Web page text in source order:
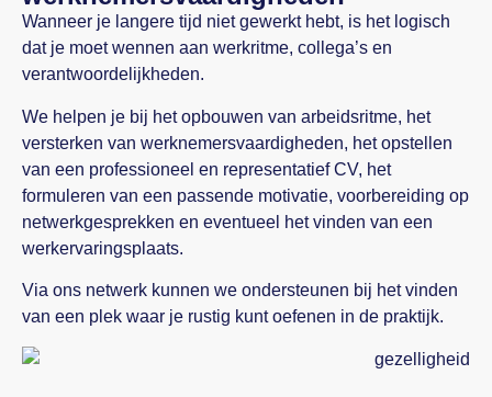
Wanneer je langere tijd niet gewerkt hebt, is het logisch
dat je moet wennen aan werkritme, collega’s en
verantwoordelijkheden.
We helpen je bij het opbouwen van arbeidsritme, het
versterken van werknemersvaardigheden, het opstellen
van een professioneel en representatief CV, het
formuleren van een passende motivatie, voorbereiding op
netwerkgesprekken en eventueel het vinden van een
werkervaringsplaats.
Via ons netwerk kunnen we ondersteunen bij het vinden
van een plek waar je rustig kunt oefenen in de praktijk.